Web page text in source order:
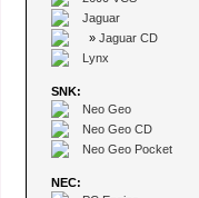
Jaguar
» Jaguar CD
Lynx
SNK:
Neo Geo
Neo Geo CD
Neo Geo Pocket
NEC: